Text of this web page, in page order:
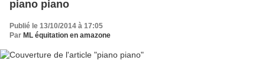
piano piano
Publié le 13/10/2014 à 17:05
Par ML équitation en amazone